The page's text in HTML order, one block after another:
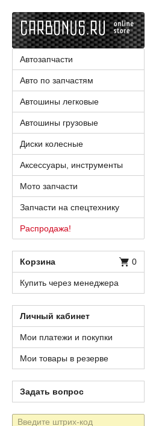
Автозапчасти
Авто по запчастям
Автошины легковые
Автошины грузовые
Диски колесные
Аксессуары, инструменты
Мото запчасти
Запчасти на спецтехнику
Распродажа!
Корзина 0
Купить через менеджера
Личный кабинет
Мои платежи и покупки
Мои товары в резерве
Задать вопрос
Штрих-